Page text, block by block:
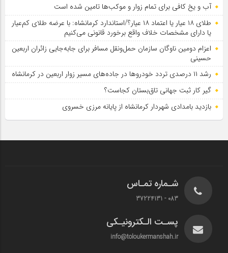
آب و یخ کافی برای تمام زوار و موکب‌ها تامین شده است
طلای ۱۸ عیار یا اعتماد ۱۸ عیار؟/استاندارد کرمانشاه: با عرضه طلای کم‌عیار
یا دارای مشخصات خلاف واقع برخورد قانونی می‌کنیم
اعزام دومین ناوگان سازمان حمل‌ونقل مسافر برای جابه‌جایی زائران اربعین
حسینی
رشد ۱۱ درصدی تردد خودروها در جاده‌های مسیر زوار اربعین در کرمانشاه
گیر کار ثبت جهانی تاق‌بستان کجاست؟
بازدید بامدادی شهردار کرمانشاه از پایانه مرزی خسروی
شـماره تمـاس
083 - 37224131
پسـت الـکترونیـکی
info@toloukermanshah.ir